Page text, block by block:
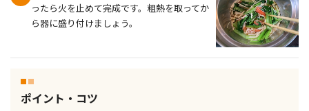
ったら火を止めて完成です。粗熱を取ってか
ら器に盛り付けましょう。
ポイント・コツ